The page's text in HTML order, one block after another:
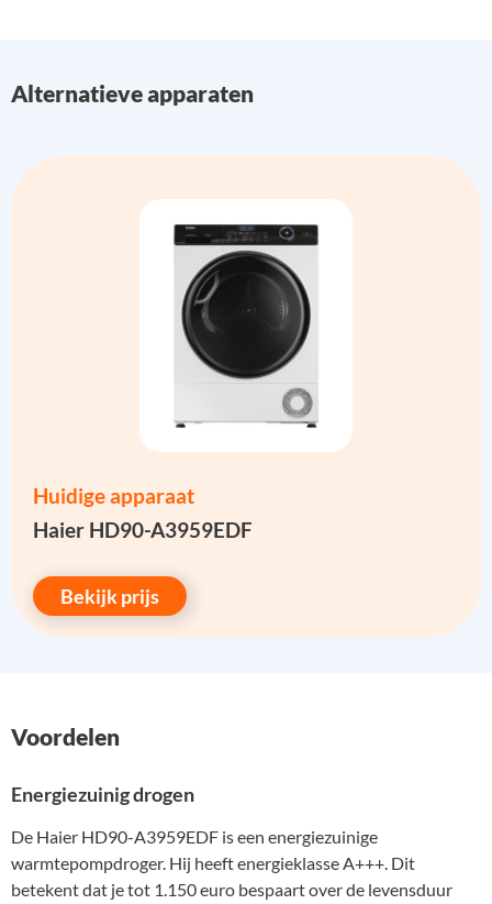
Alternatieve apparaten
Huidige apparaat
Haier HD90-A3959EDF
Bekijk prijs
Voordelen
Energiezuinig drogen
De Haier HD90-A3959EDF is een energiezuinige
warmtepompdroger. Hij heeft energieklasse A+++. Dit
betekent dat je tot 1.150 euro bespaart over de levensduur